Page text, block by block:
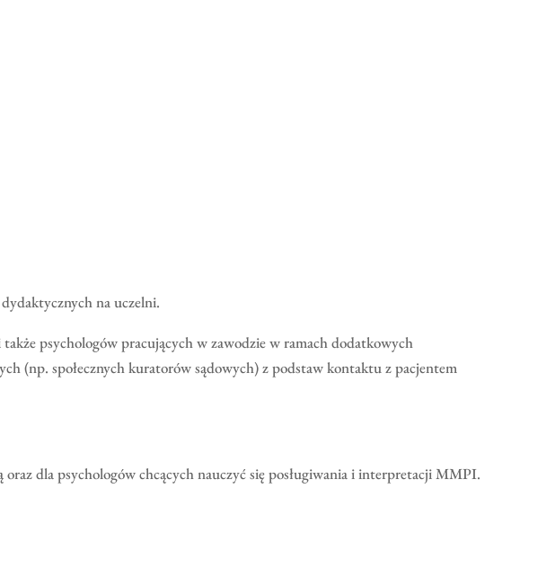
na uczelni.
psychologów pracujących w zawodzie w ramach dodatkowych
(np. społecznych kuratorów sądowych) z podstaw kontaktu z pacjentem
dla psychologów chcących nauczyć się posługiwania i interpretacji MMPI.